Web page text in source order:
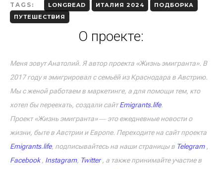
TAGS: LONGREAD ИТАЛИЯ 2024
ПОДБОРКА
ПУТЕШЕСТВИЯ
О проекте:
Меня зовут Анатолий. Я автор проекта «Жизнь эмигранта». В
2017 году я эмигрировал с семьёй из Краснодара в Австрию.
Мы с женой работаем в маркетинге, а для помощи тем, кто
хотел бы переехать, создали сайтEmigrants.life.
Проект «Жизнь эмигранта» ― это ежедневные новости о
жизни, быте в Австрии и Европе. Переходите на сайт проекта
Emigrants.life, подписывайтесь на наши страницы в Telegram,
Facebook, Instagram, Twitter, а также принимайте участие в